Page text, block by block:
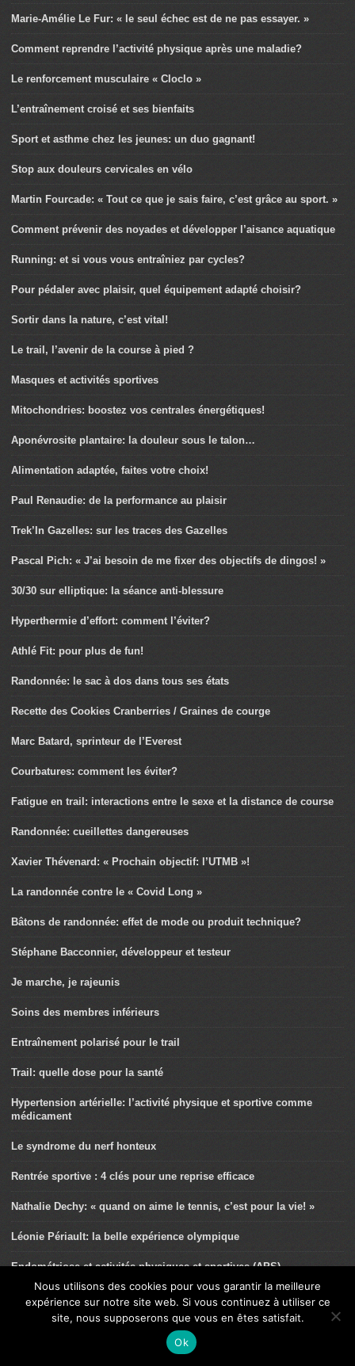
Marie-Amélie Le Fur: « le seul échec est de ne pas essayer. »
Comment reprendre l’activité physique après une maladie?
Le renforcement musculaire « Cloclo »
L’entraînement croisé et ses bienfaits
Sport et asthme chez les jeunes: un duo gagnant!
Stop aux douleurs cervicales en vélo
Martin Fourcade: « Tout ce que je sais faire, c’est grâce au sport. »
Comment prévenir des noyades et développer l’aisance aquatique
Running: et si vous vous entraîniez par cycles?
Pour pédaler avec plaisir, quel équipement adapté choisir?
Sortir dans la nature, c’est vital!
Le trail, l’avenir de la course à pied ?
Masques et activités sportives
Mitochondries: boostez vos centrales énergétiques!
Aponévrosite plantaire: la douleur sous le talon…
Alimentation adaptée, faites votre choix!
Paul Renaudie: de la performance au plaisir
Trek’In Gazelles: sur les traces des Gazelles
Pascal Pich: « J’ai besoin de me fixer des objectifs de dingos! »
30/30 sur elliptique: la séance anti-blessure
Hyperthermie d’effort: comment l’éviter?
Athlé Fit: pour plus de fun!
Randonnée: le sac à dos dans tous ses états
Recette des Cookies Cranberries / Graines de courge
Marc Batard, sprinteur de l’Everest
Courbatures: comment les éviter?
Fatigue en trail: interactions entre le sexe et la distance de course
Randonnée: cueillettes dangereuses
Xavier Thévenard: « Prochain objectif: l’UTMB »!
La randonnée contre le « Covid Long »
Bâtons de randonnée: effet de mode ou produit technique?
Stéphane Bacconnier, développeur et testeur
Je marche, je rajeunis
Soins des membres inférieurs
Entraînement polarisé pour le trail
Trail: quelle dose pour la santé
Hypertension artérielle: l’activité physique et sportive comme
médicament
Le syndrome du nerf honteux
Rentrée sportive : 4 clés pour une reprise efficace
Nathalie Dechy: « quand on aime le tennis, c’est pour la vie! »
Léonie Périault: la belle expérience olympique
Endométriose et activités physiques et sportives (APS)
Ce n’est pas un syndrome de l’essuie-glace
Sport et maternité: un guide pour accompagner les femmes dans
Nous utilisons des cookies pour vous garantir la meilleure
expérience sur notre site web. Si vous continuez à utiliser ce
site, nous supposerons que vous en êtes satisfait.
Ok